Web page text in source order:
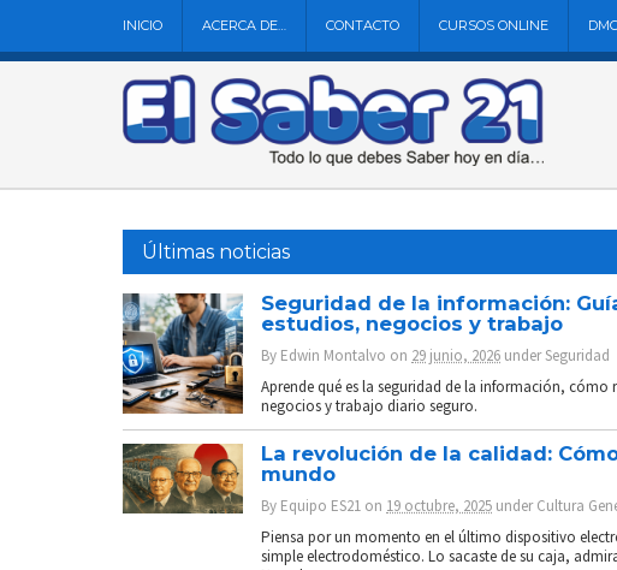
INICIO ACERCA DE… CONTACTO CURSOS ONLINE
Últimas noticias
Seguridad de la información:
estudios, negocios y trabajo
By Edwin Montalvo on 29 junio, 2026 underSeguridad
Aprende qué es la seguridad de la información, cómo
negocios y trabajo diario seguro.
La revolución de la calidad:
mundo
By Equipo ES21 on 19 octubre, 2025 underCultura
Piensa por un momento en el último dispositivo
simple electrodoméstico. Lo sacaste de su caja,